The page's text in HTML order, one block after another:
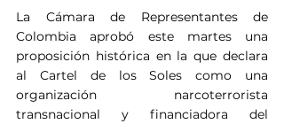
La Cámara de Representantes de
Colombia aprobó este martes una
proposición histórica en la que declara
al Cartel de los Soles como una
organización narcoterrorista
transnacional y financiadora del